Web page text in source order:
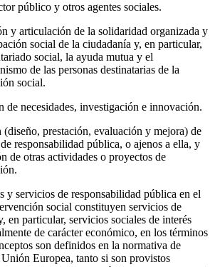
público y otros agentes sociales.
y articulación de la solidaridad organizada y
social de la ciudadanía y, en particular,
social, la ayuda mutua y el
de las personas destinatarias de la
social.
de necesidades, investigación e innovación.
(diseño, prestación, evaluación y mejora) de
responsabilidad pública, o ajenos a ella, y
de otras actividades o proyectos de
y servicios de responsabilidad pública en el
social constituyen servicios de
en particular, servicios sociales de interés
de carácter económico, en los términos
son definidos en la normativa de
Europea, tanto si son provistos